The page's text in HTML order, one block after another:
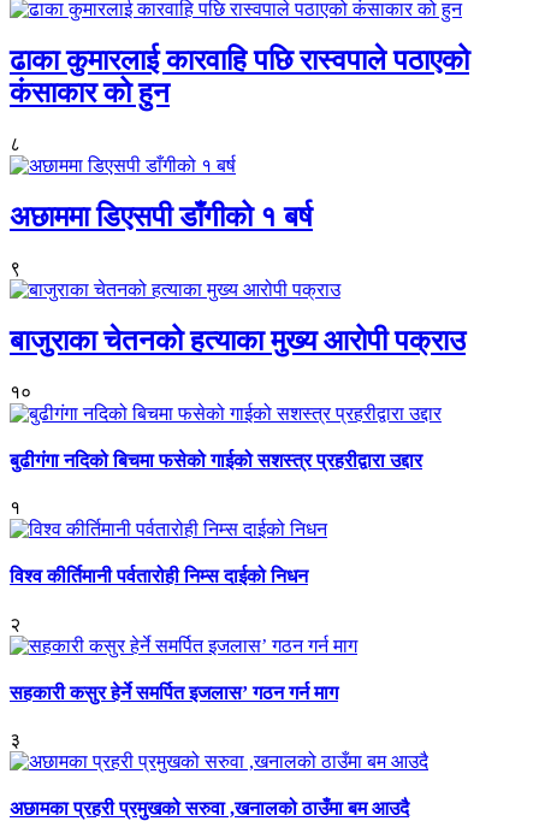
ढाका कुमारलाई कारवाहि पछि रास्वपाले पठाएको
कंसाकार को हुन
८
अछाममा डिएसपी डाँगीको १ बर्ष
९
बाजुराका चेतनको हत्याका मुख्य आरोपी पक्राउ
१०
बुढीगंगा नदिको बिचमा फसेको गाईको सशस्त्र प्रहरीद्वारा उद्दार
१
विश्व कीर्तिमानी पर्वतारोही निम्स दाईको निधन
२
सहकारी कसुर हेर्ने समर्पित इजलास’ गठन गर्न माग
३
अछामका प्रहरी प्रमुखको सरुवा ,खनालको ठाउँमा बम आउदै